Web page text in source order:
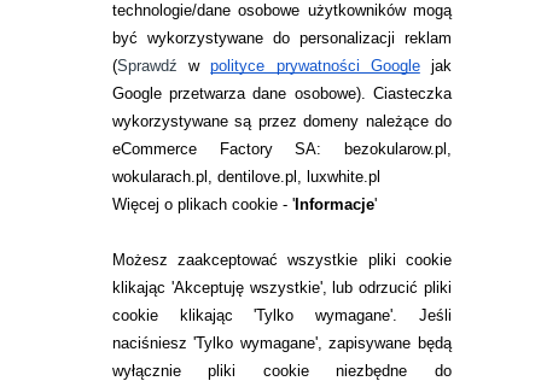
technologie/dane osobowe użytkowników mogą
być wykorzystywane do personalizacji reklam
(Sprawdźwpolityce prywatności Googlejak
Google przetwarza dane osobowe). Ciasteczka
wykorzystywane są przez domeny należące do
eCommerce Factory SA: bezokularow.pl,
wokularach.pl, dentilove.pl, luxwhite.pl
Więcej o plikach cookie - 'Informacje'
Możesz zaakceptować wszystkie pliki cookie
klikając 'Akceptuję wszystkie', lub odrzucić pliki
cookie klikając 'Tylko wymagane'. Jeśli
naciśniesz 'Tylko wymagane', zapisywane będą
wyłącznie pliki cookie niezbędne do
JAK ZAMAWIAĆ?
ZWROTY I REKLAMACJA
WARUNKI ZAKUPÓW
RANKINGI SOCZEWEK
SOCZEWKI KOLOROWE
Zwrot (odstąpienie od umowy)
ZMIEŃ USTAWIENIA ZGODY NA CIASTECZKA